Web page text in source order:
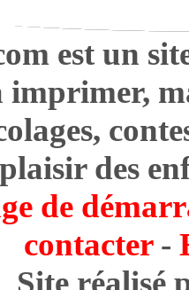
est un
imprimer,
plaisir des
de
contacter-
Site réalisé